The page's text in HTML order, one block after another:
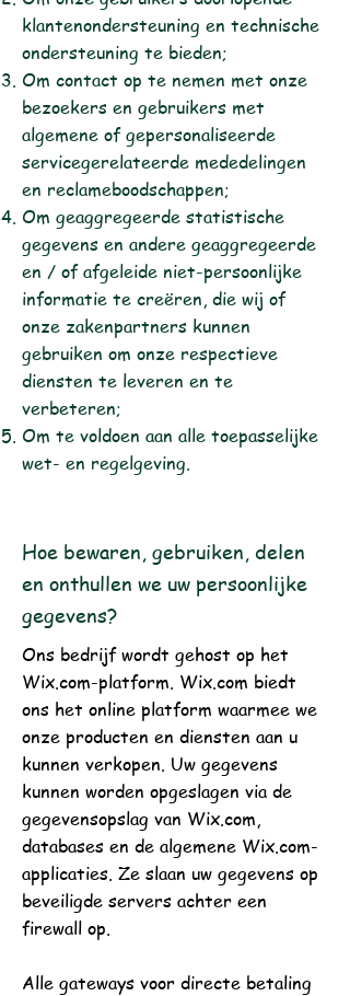
klantenondersteuning en technische
ondersteuning te bieden;
Om contact op te nemen met onze
bezoekers en gebruikers met
algemene of gepersonaliseerde
servicegerelateerde mededelingen
en reclameboodschappen;
Om geaggregeerde statistische
gegevens en andere geaggregeerde
en / of afgeleide niet-persoonlijke
informatie te creëren, die wij of
onze zakenpartners kunnen
gebruiken om onze respectieve
diensten te leveren en te
verbeteren;
Om te voldoen aan alle toepasselijke
wet- en regelgeving.
Hoe bewaren, gebruiken, delen
en onthullen we uw persoonlijke
gegevens?
Ons bedrijf wordt gehost op het
Wix.com-platform. Wix.com biedt
ons het online platform waarmee we
onze producten en diensten aan u
kunnen verkopen. Uw gegevens
kunnen worden opgeslagen via de
gegevensopslag van Wix.com,
databases en de algemene Wix.com-
applicaties. Ze slaan uw gegevens op
beveiligde servers achter een
firewall op.
Alle gateways voor directe betaling